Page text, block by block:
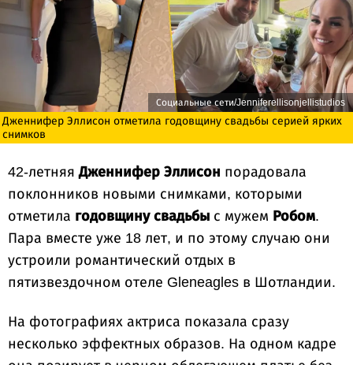
Социальные сети/Jenniferellisonjellistudios
Дженнифер Эллисон отметила годовщину свадьбы серией ярких
снимков
42-летняяДженнифер Эллисон порадовала
поклонников новыми снимками, которыми
отметила годовщину свадьбы с мужем Робом.
Пара вместе уже 18 лет, и по этому случаю они
устроили романтический отдых в
пятизвездочном отеле Gleneagles в Шотландии.
На фотографиях актриса показала сразу
несколько эффектных образов. На одном кадре